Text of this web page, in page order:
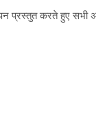
प्रस्तुत करते हुए सभी